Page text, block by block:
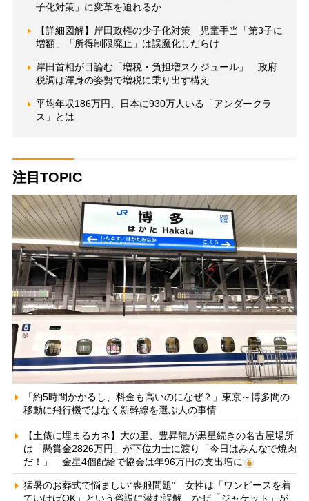
子化対策」に変革を迫れるか
【詳細図解】岸田政権の少子化対策 児童手当「第3子に
増額」「所得制限廃止」は誤魔化しだらけ
岸田首相が目論む「増税・負担増スケジュール」 政府
税調は渾身の姿勢で増税に乗り出す構え
平均年収186万円、日本に930万人いる「アンダークラ
ス」とは
注目TOPIC
「約5時間かかるし、料金も高いのになぜ？」東京～博多間の
移動に飛行機ではなく新幹線を選ぶ人の事情
【土俵に埋まるカネ】大の里、豊昇龍が黒星続きの名古屋場所
は「懸賞金2826万円」が下位力士に渡り「今日はみんなで焼肉
だ！」 金星4個配給で協会は年96万円の支出増に
猛暑のお葬式で悩ましい“喪服問題” 女性は「ワンピースを着
ていけばOK」という俗説に潜む誤解、なぜ「ジャケット」が